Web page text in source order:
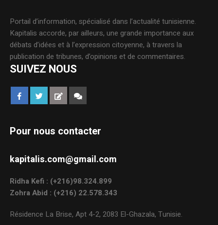
Portail d’information, spécialisé dans l’actualité tunisienne.
Kapitalis accorde, par ailleurs, une grande importance aux
débats d’idées et à l’expression citoyenne, à travers la
publication de tribunes, d’opinions et de commentaires.
SUIVEZ NOUS
Pour nous contacter
kapitalis.com@gmail.com
Ridha Kefi : (+216)98.324.899
Zohra Abid : (+216) 22.578.343
Résidence La Brise, Apt 4-2, 2083 El-Ghazala, Tunisie.